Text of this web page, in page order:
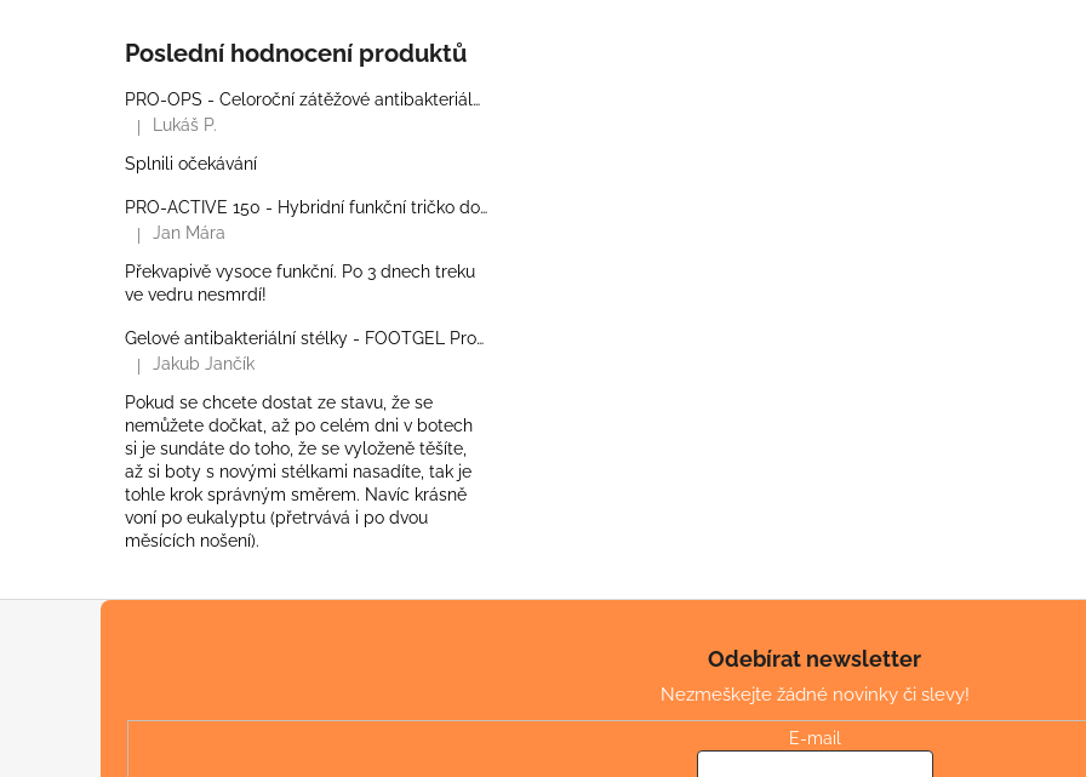
Poslední hodnocení produktů
PRO-OPS - Celoroční zátěžové antibakteriální ponožky
Hodnocení produktu je 5 z 5 hvězdiček.
Lukáš P.
Splnili očekávání
PRO-ACTIVE 150 - Hybridní funkční tričko do zátěže - Pánské
Hodnocení produktu je 5 z 5 hvězdiček.
Jan Mára
Překvapivě vysoce funkční. Po 3 dnech treku
ve vedru nesmrdí!
Gelové antibakteriální stélky - FOOTGEL Profesional
Hodnocení produktu je 5 z 5 hvězdiček.
Jakub Jančík
Pokud se chcete dostat ze stavu, že se
nemůžete dočkat, až po celém dni v botech
si je sundáte do toho, že se vyloženě těšíte,
až si boty s novými stélkami nasadíte, tak je
tohle krok správným směrem. Navíc krásně
voní po eukalyptu (přetrvává i po dvou
měsících nošení).
Odebírat newsletter
Nezmeškejte žádné novinky či slevy!
E-mail